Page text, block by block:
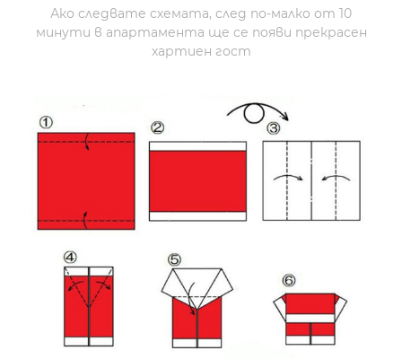
Ако следвате схемата, след по-малко от 10
минути в апартамента ще се появи прекрасен
хартиен гост